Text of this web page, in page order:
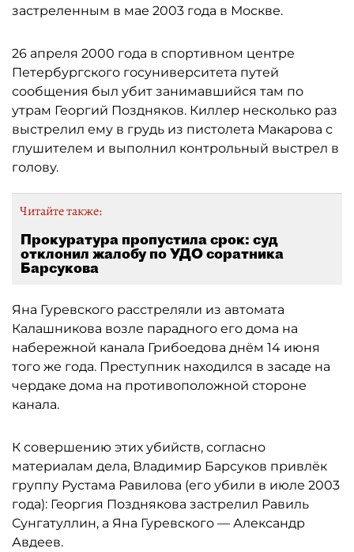
застреленным в мае 2003 года в Москве.
26 апреля 2000 года в спортивном центре
Петербургского госуниверситета путей
сообщения был убит занимавшийся там по
утрам Георгий Поздняков. Киллер несколько раз
выстрелил ему в грудь из пистолета Макарова с
глушителем и выполнил контрольный выстрел в
голову.
Читайте также:
Прокуратура пропустила срок: суд
отклонил жалобу по УДО соратника
Барсукова
Яна Гуревского расстреляли из автомата
Калашникова возле парадного его дома на
набережной канала Грибоедова днём 14 июня
того же года. Преступник находился в засаде на
чердаке дома на противоположной стороне
канала.
К совершению этих убийств, согласно
материалам дела, Владимир Барсуков привлёк
группу Рустама Равилова (его убили в июле 2003
года): Георгия Позднякова застрелил Равиль
Сунгатуллин, а Яна Гуревского — Александр
Авдеев.